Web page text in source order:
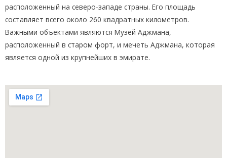
расположенный на северо-западе страны. Его площадь
составляет всего около 260 квадратных километров.
Важными объектами являются Музей Аджмана,
расположенный в старом форт, и мечеть Аджмана, которая
является одной из крупнейших в эмирате.